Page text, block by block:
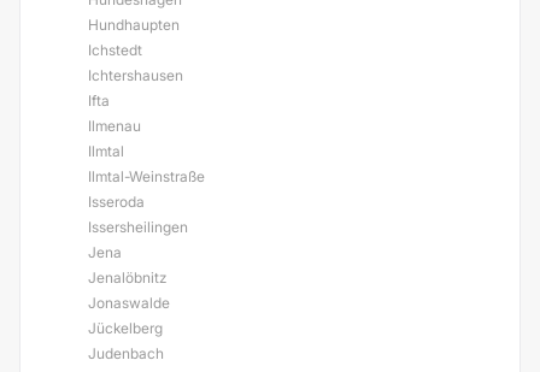
Hundhaupten
Ichstedt
Ichtershausen
Ifta
Ilmenau
Ilmtal
Ilmtal-Weinstraße
Isseroda
Issersheilingen
Jena
Jenalöbnitz
Jonaswalde
Jückelberg
Judenbach